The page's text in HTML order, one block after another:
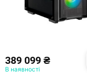
389 099 ₴
В наявності